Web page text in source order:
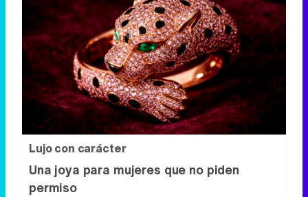
Lujo con carácter
Una joya para mujeres que no piden
permiso